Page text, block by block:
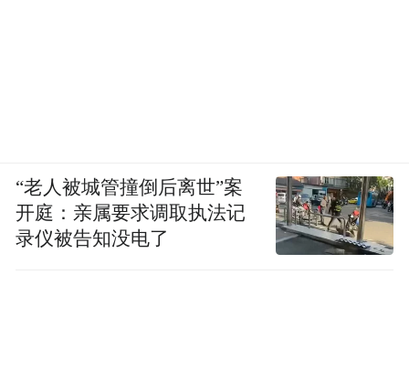
“老人被城管撞倒后离世”案
开庭：亲属要求调取执法记
录仪被告知没电了